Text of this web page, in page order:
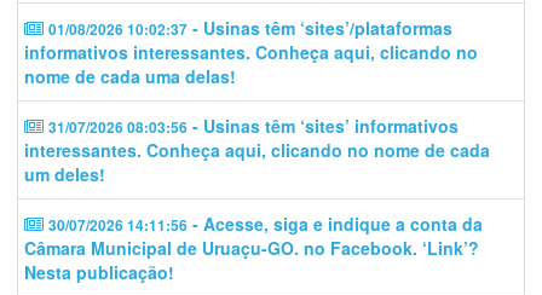
01/08/2026 10:02:37 - Usinas têm ‘sites’/plataformas
informativos interessantes. Conheça aqui, clicando no
nome de cada uma delas!
31/07/2026 08:03:56 - Usinas têm ‘sites’ informativos
interessantes. Conheça aqui, clicando no nome de cada
um deles!
30/07/2026 14:11:56 - Acesse, siga e indique a conta da
Câmara Municipal de Uruaçu-GO. no Facebook. ‘Link’?
Nesta publicação!